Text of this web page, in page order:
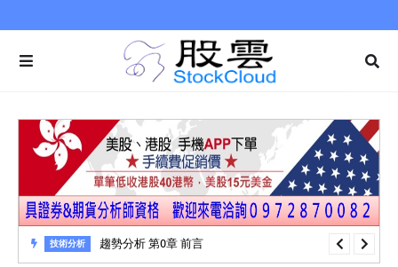
技術分析 趨勢分析 第0章 前言